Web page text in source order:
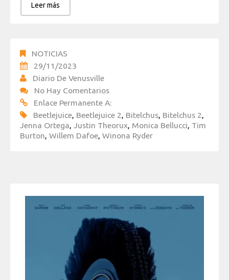
Leer más
NOTICIAS
29/11/2023
Diario De Venusville
No Hay Comentarios
Enlace Permanente A:
Beetlejuice, Beetlejuice 2, Bitelchus, Bitelchus 2,
Jenna Ortega, Justin Theorux, Monica Bellucci, Tim
Burton, Willem Dafoe, Winona Ryder